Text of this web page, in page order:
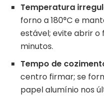
Temperatura
forno a 180°C e
estável; evite abrir o
minutos.
Tempo de
centro firmar; se
papel alumínio nos